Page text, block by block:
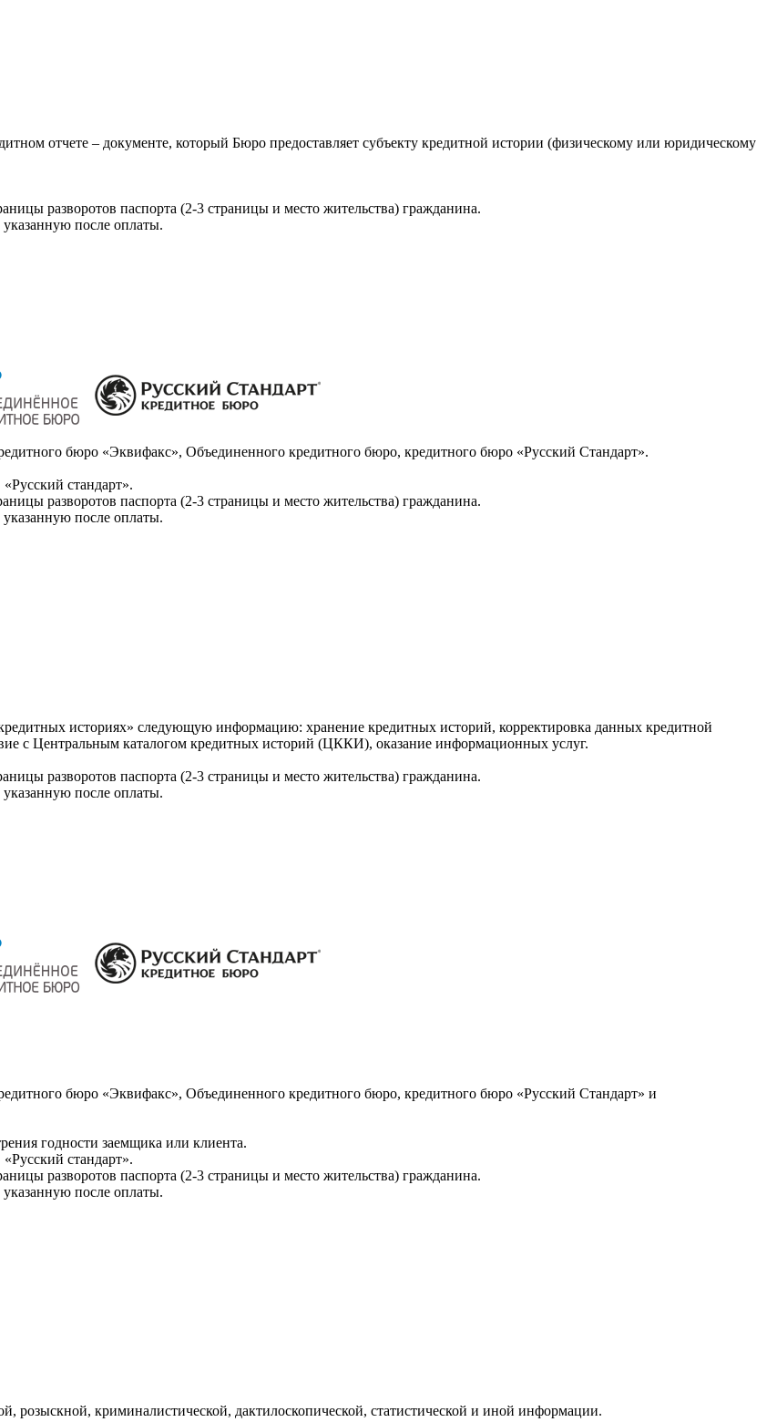
отчете – документе, который Бюро предоставляет субъекту кредитной истории (физическому или юридическому
разворотов паспорта (2-3 страницы и место жительства) гражданина.
после оплаты.
бюро «Эквифакс», Объединенного кредитного бюро, кредитного бюро «Русский Стандарт».
стандарт».
разворотов паспорта (2-3 страницы и место жительства) гражданина.
после оплаты.
историях» следующую информацию: хранение кредитных историй, корректировка данных кредитной
с Центральным каталогом кредитных историй (ЦККИ), оказание информационных услуг.
разворотов паспорта (2-3 страницы и место жительства) гражданина.
после оплаты.
бюро «Эквифакс», Объединенного кредитного бюро, кредитного бюро «Русский Стандарт» и
годности заемщика или клиента.
стандарт».
разворотов паспорта (2-3 страницы и место жительства) гражданина.
после оплаты.
розыскной, криминалистической, дактилоскопической, статистической и иной информации.